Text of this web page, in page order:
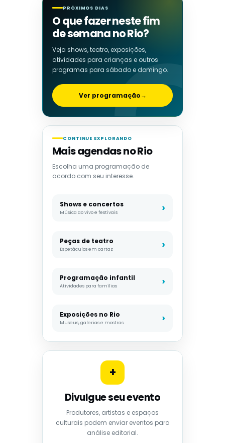
PRÓXIMOS DIAS
O que fazer neste fim
de semana no Rio?
Veja shows, teatro, exposições,
atividades para crianças e outros
programas para sábado e domingo.
Ver programação→
CONTINUE EXPLORANDO
Mais agendas no Rio
Escolha uma programação de
acordo com seu interesse.
Shows e concertos
Música ao vivo e festivais
Peças de teatro
Espetáculos em cartaz
Programação infantil
Atividades para famílias
Exposições no Rio
Museus, galerias e mostras
+
Divulgue seu evento
Produtores, artistas e espaços
culturais podem enviar eventos para
análise editorial.